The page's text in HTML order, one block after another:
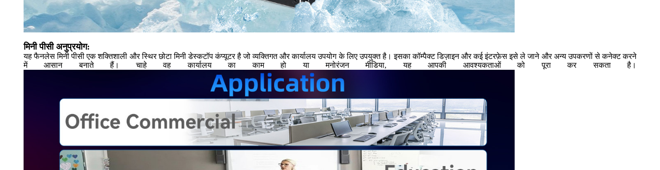
मिनी पीसी अनुप्रयोग:
यह फैनलेस मिनी पीसी एक शक्तिशाली और स्थिर छोटा मिनी डेस्कटॉप कंप्यूटर है जो व्यक्तिगत और कार्यालय उपयोग के लिए उपयुक्त है। इसका कॉम्पैक्ट डिज़ाइन और कई इंटरफ़ेस इसे ले जाने और अन्य उपकरणों से कनेक्ट करने
में आसान बनाते हैं। चाहे वह कार्यालय का काम हो या मनोरंजन मीडिया, यह आपकी आवश्यकताओं को पूरा कर सकता है।